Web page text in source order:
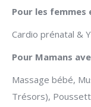
Pour les femmes
Cardio prénatal &
Pour Mamans
Massage bébé,
Trésors),